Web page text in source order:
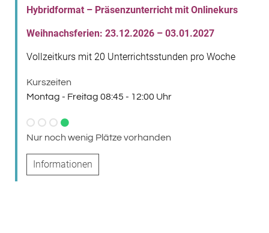
Hybridformat – Präsenzunterricht mit Onlinekurs
Weihnachsferien: 23.12.2026 – 03.01.2027
Vollzeitkurs mit 20 Unterrichtsstunden pro Woche
Kurszeiten
Montag - Freitag 08:45 - 12:00 Uhr
Nur noch wenig Plätze vorhanden
Informationen